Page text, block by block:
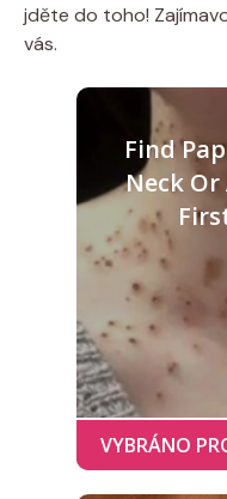
jděte do toho!
vás.
Find
Neck